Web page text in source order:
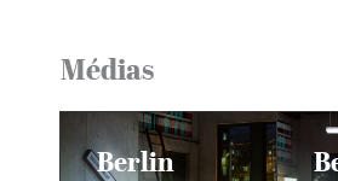
Médias
Berlin